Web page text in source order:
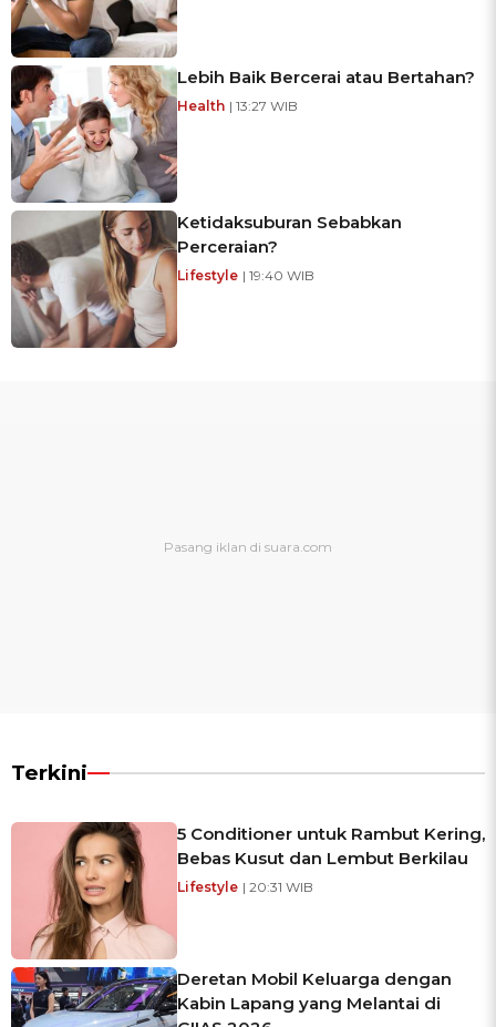
Lebih Baik Bercerai atau Bertahan?
Health | 13:27 WIB
Ketidaksuburan Sebabkan
Perceraian?
Lifestyle | 19:40 WIB
Terkini
5 Conditioner untuk Rambut Kering,
Bebas Kusut dan Lembut Berkilau
Lifestyle | 20:31 WIB
Deretan Mobil Keluarga dengan
Kabin Lapang yang Melantai di